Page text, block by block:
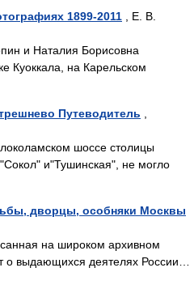
1899-2011 , Е. В.
и Наталия Борисовна
Куоккала, на Карельском
Путеводитель
шоссе столицы
и"Тушинская", не могло
дворцы, особняки Москвы
на широком архивном
о выдающихся деятелях России…